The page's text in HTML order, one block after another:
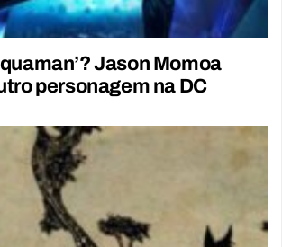
Jason Momoa
personagem na DC